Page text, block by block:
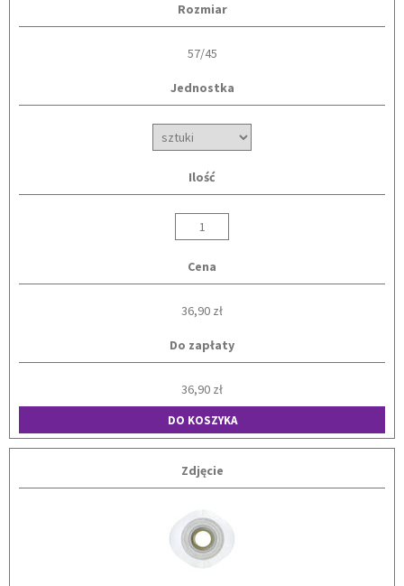
Rozmiar
57/45
Jednostka
Ilość
Cena
36,90 zł
Do zapłaty
36,90 zł
DO KOSZYKA
Zdjęcie